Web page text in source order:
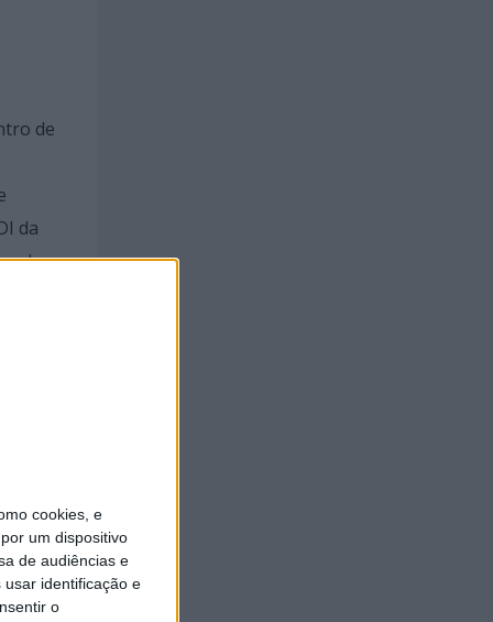
cookies, e
um dispositivo
de audiências e
identificação e
o
de
da
de